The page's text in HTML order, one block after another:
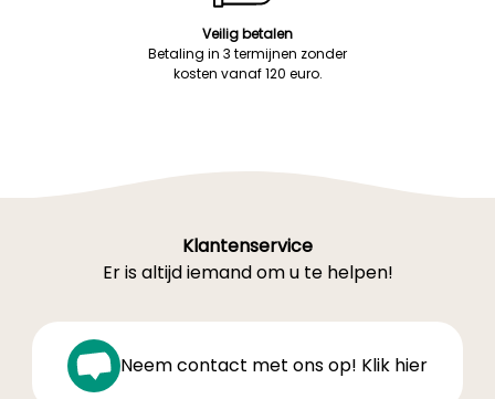
Veilig betalen
Betaling in 3 termijnen zonder
kosten vanaf 120 euro.
Klantenservice
Er is altijd iemand om u te helpen!
Neem contact met ons op! Klik hier